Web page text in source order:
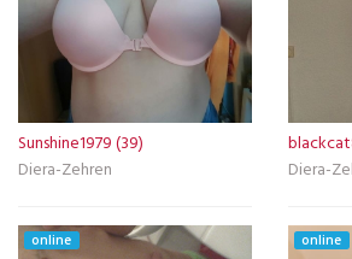
Sunshine1979 (39)
Diera-Zehren
Diera-
online online